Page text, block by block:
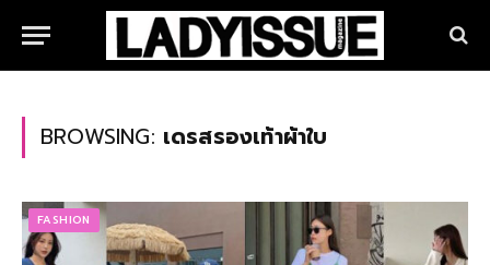
BROWSING: เดรสรองเท้าผ้าใบ
FASHION